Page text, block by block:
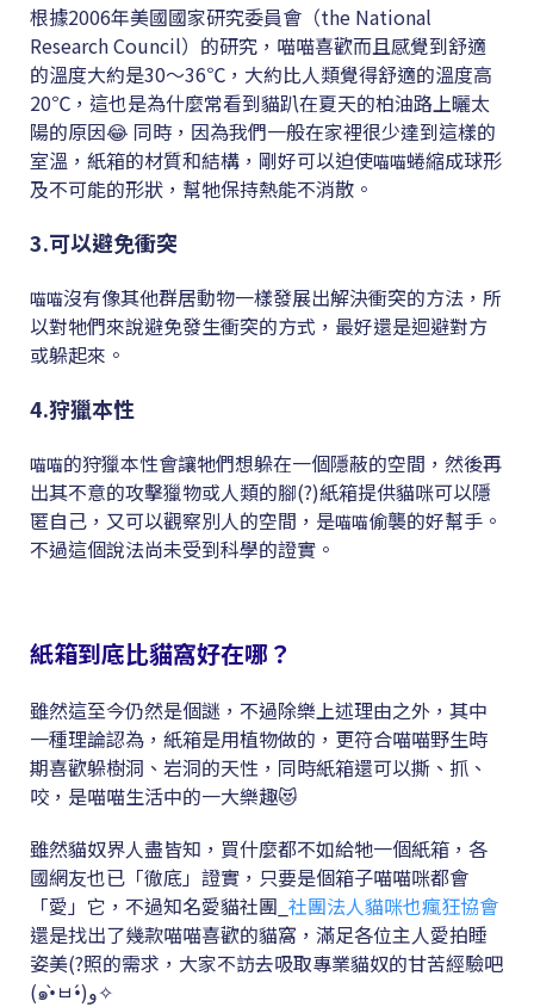
根據2006年美國國家研究委員會（the National
Research Council）的研究，喵喵喜歡而且感覺到舒適
的溫度大約是30～36℃，大約比人類覺得舒適的溫度高
20℃，這也是為什麼常看到貓趴在夏天的柏油路上曬太
陽的原因😂 同時，因為我們一般在家裡很少達到這樣的
室溫，紙箱的材質和結構，剛好可以迫使喵喵蜷縮成球形
及不可能的形狀，幫牠保持熱能不消散。
3.可以避免衝突
喵喵沒有像其他群居動物一樣發展出解決衝突的方法，所
以對牠們來說避免發生衝突的方式，最好還是迴避對方
或躲起來。
4.狩獵本性
喵喵的狩獵本性會讓牠們想躲在一個隱蔽的空間，然後再
出其不意的攻擊獵物或人類的腳(?)紙箱提供貓咪可以隱
匿自己，又可以觀察別人的空間，是喵喵偷襲的好幫手。
不過這個說法尚未受到科學的證實。
紙箱到底比貓窩好在哪？
雖然這至今仍然是個謎，不過除樂上述理由之外，其中
一種理論認為，紙箱是用植物做的，更符合喵喵野生時
期喜歡躲樹洞、岩洞的天性，同時紙箱還可以撕、抓、
咬，是喵喵生活中的一大樂趣😻
雖然貓奴界人盡皆知，買什麼都不如給牠一個紙箱，各
國網友也已「徹底」證實，只要是個箱子喵喵咪都會
「愛」它，不過知名愛貓社團_ 社團法人貓咪也瘋狂協會
還是找出了幾款喵喵喜歡的貓窩，滿足各位主人愛拍睡
姿美(?照的需求，大家不訪去吸取專業貓奴的甘苦經驗吧
(๑•̀ㅂ•́)و✧